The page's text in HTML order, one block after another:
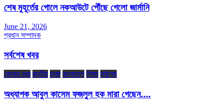
শেষ মুহূর্তের গোলে নকআউটে পৌঁছে গেলো জার্মানি
June 21, 2026
প্রধান সম্পাদক
সর্বশেষ খবর
জেলার খবর জাতীয় ঢাকা বাংলাদেশ শিক্ষা সর্বশেষ
অধ্যাপক আবুল কাসেম ফজলুল হক মারা গেছেন….